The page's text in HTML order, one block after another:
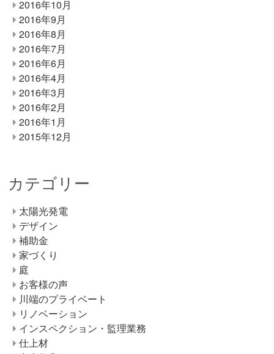
2016年10月
2016年9月
2016年8月
2016年7月
2016年6月
2016年4月
2016年3月
2016年2月
2016年1月
2015年12月
カテゴリー
太陽光発電
デザイン
補助金
家づくり
庭
お客様の声
川端のプライベート
リノベーション
インスペクション・監理業務
仕上材